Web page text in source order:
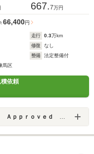
667.7万円
66,400円
走行 0.3万km
修復
なし
整備
法定整備付
馬区
依頼
Ａｕｔｏｍｏｂｉｌｅ練馬